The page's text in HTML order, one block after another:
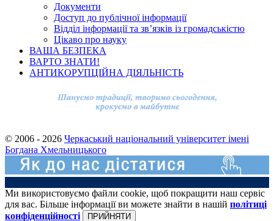
Документи
Доступ до публічної інформації
Відділ інформації та зв’язків із громадськістю
Цікаво про науку
ВАША БЕЗПЕКА
ВАРТО ЗНАТИ!
АНТИКОРУПЦІЙНА ДІЯЛЬНІСТЬ
© 2006 - 2026 Черкаський національний університет імені
Богдана Хмельницького
Ми використовуємо файли cookie, щоб покращити наш сервіс
для вас. Більше інформації ви можете знайти в нашій політиці
конфіденційності
ПРИЙНЯТИ